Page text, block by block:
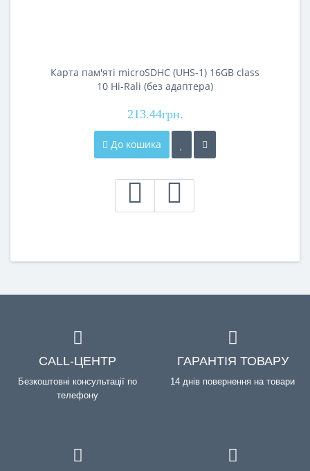
Карта пам'яті microSDHC (UHS-1) 16GB class
10 Hi-Rali (без адаптера)
213.44грн.
До кошика
CALL-ЦЕНТР
Безкоштовні консультації по
телефону
ГАРАНТІЯ ТОВАРУ
14 днів повернення на товари